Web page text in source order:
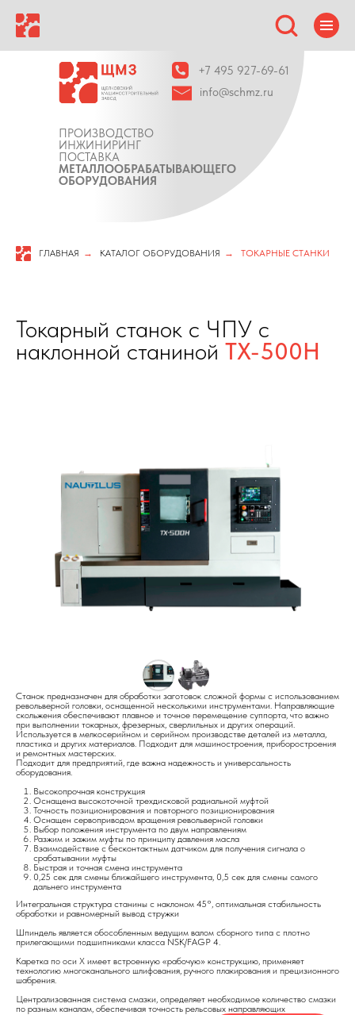
ПРОИЗВОДСТВО
ИНЖИНИРИНГ
ПОСТАВКА
МЕТАЛЛООБРАБАТЫВАЮЩЕГО
ОБОРУДОВАНИЯ
+7 495 927-69-61
info@schmz.ru
ГЛАВНАЯ → КАТАЛОГ ОБОРУДОВАНИЯ → ТОКАРНЫЕ СТАНКИ
Токарный станок с ЧПУ с
наклонной станиной TX-500H
Станок предназначен для обработки заготовок сложной формы с использованием
револьверной головки, оснащенной несколькими инструментами. Направляющие
скольжения обеспечивают плавное и точное перемещение суппорта, что важно
при выполнении токарных, фрезерных, сверлильных и других операций.
Используется в мелкосерийном и серийном производстве деталей из металла,
пластика и других материалов. Подходит для машиностроения, приборостроения
и ремонтных мастерских.
Подходит для предприятий, где важна надежность и универсальность
оборудования.
Высокопрочная конструкция
Оснащена высокоточной трехдисковой радиальной муфтой
Точность позиционирования и повторного позиционирования
Оснащен сервоприводом вращения револьверной головки
Выбор положения инструмента по двум направлениям
Разжим и зажим муфты по принципу давления масла
Взаимодействие с бесконтактным датчиком для получения сигнала о
срабатывании муфты
Быстрая и точная смена инструмента
0,25 сек для смены ближайшего инструмента, 0,5 сек для смены самого
дальнего инструмента
Интегральная структура станины с наклоном 45°, оптимальная стабильность
обработки и равномерный вывод стружки
Шпиндель является обособленным ведущим валом сборного типа с плотно
прилегающими подшипниками класса NSK/FAGP 4.
Каретка по оси X имеет встроенную «рабочую» конструкцию, применяет
технологию многоканального шлифования, ручного плакирования и прецизионного
шабрения.
Централизованная система смазки, определяет необходимое количество смазки
по разным каналам, обеспечивая точность рельсовых направляющих